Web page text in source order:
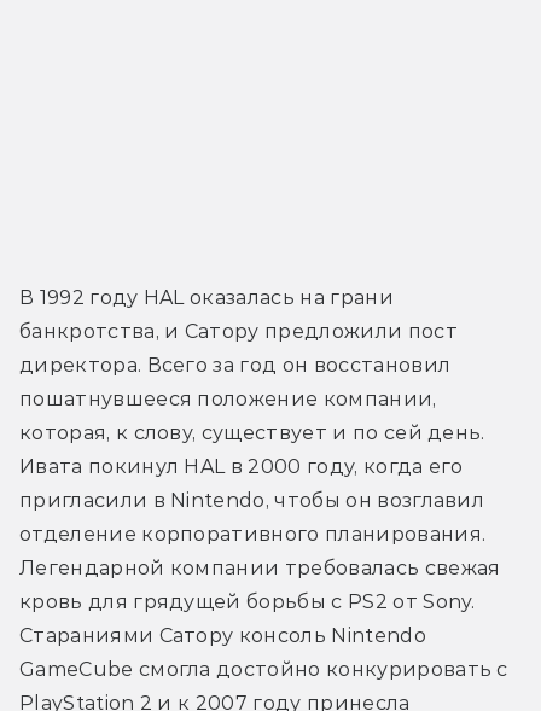
В 1992 году HAL оказалась на грани
банкротства, и Сатору предложили пост
директора. Всего за год он восстановил
пошатнувшееся положение компании,
которая, к слову, существует и по сей день.
Ивата покинул HAL в 2000 году, когда его
пригласили в Nintendo, чтобы он возглавил
отделение корпоративного планирования.
Легендарной компании требовалась свежая
кровь для грядущей борьбы с PS2 от Sony.
Стараниями Сатору консоль Nintendo
GameCube смогла достойно конкурировать с
PlayStation 2 и к 2007 году принесла